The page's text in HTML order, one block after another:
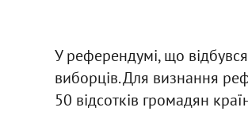
У референдумі, що
виборців. Для визнання
50 відсотків громадян